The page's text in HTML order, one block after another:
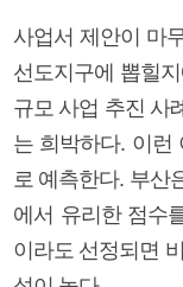
사업서 제안이 마
선도지구에 뽑힐
규모 사업 추진 사
는 희박하다. 이런
로 예측한다. 부산
에서 유리한 점수
이라도 선정되면